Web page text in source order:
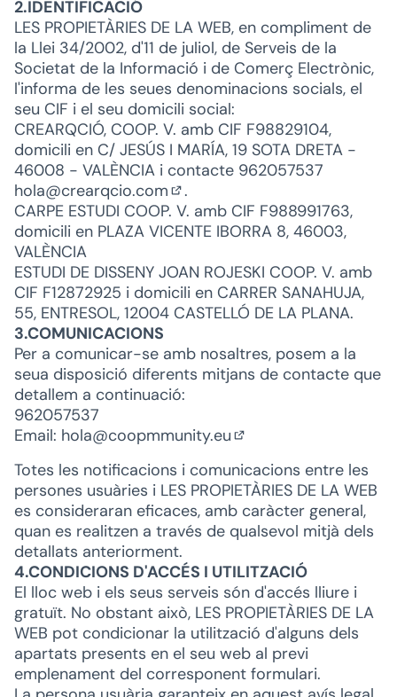
2.IDENTIFICACIÓ
LES PROPIETÀRIES DE LA WEB, en compliment de
la Llei 34/2002, d'11 de juliol, de Serveis de la
Societat de la Informació i de Comerç Electrònic,
l'informa de les seues denominacions socials, el
seu CIF i el seu domicili social:
CREARQCIÓ, COOP. V. amb CIF F98829104,
domicili en C/ JESÚS I MARÍA, 19 SOTA DRETA -
46008 - VALÈNCIA i contacte 962057537
hola@crearqcio.com
(Obrir en una pestanya nova)
.
CARPE ESTUDI COOP. V. amb CIF F988991763,
domicili en PLAZA VICENTE IBORRA 8, 46003,
VALÈNCIA
ESTUDI DE DISSENY JOAN ROJESKI COOP. V. amb
CIF F12872925 i domicili en CARRER SANAHUJA,
55, ENTRESOL, 12004 CASTELLÓ DE LA PLANA.
3.COMUNICACIONS
Per a comunicar-se amb nosaltres, posem a la
seua disposició diferents mitjans de contacte que
detallem a continuació:
962057537
Email: hola@coopmmunity.eu
Totes les notificacions i comunicacions entre les
persones usuàries i LES PROPIETÀRIES DE LA WEB
es consideraran eficaces, amb caràcter general,
quan es realitzen a través de qualsevol mitjà dels
detallats anteriorment.
4.CONDICIONS D'ACCÉS I UTILITZACIÓ
El lloc web i els seus serveis són d'accés lliure i
gratuït. No obstant això, LES PROPIETÀRIES DE LA
WEB pot condicionar la utilització d'alguns dels
apartats presents en el seu web al previ
emplenament del corresponent formulari.